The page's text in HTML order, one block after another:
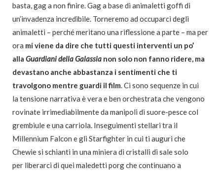
basta, gag a non finire. Gag a base di animaletti goffi di
un’invadenza incredibile. Torneremo ad occuparci degli
animaletti – perché meritano una riflessione a parte – ma per
ora mi viene da dire che tutti questi interventi un po’
alla Guardiani della Galassia non solo non fanno ridere, ma
devastano anche abbastanza i sentimenti che ti
travolgono mentre guardi il film. Ci sono sequenze in cui
la tensione narrativa è vera e ben orchestrata che vengono
rovinate irrimediabilmente da manipoli di suore-pesce col
grembiule e una carriola. Inseguimenti stellari tra il
Millennium Falcon e gli Starfighter in cui ti auguri che
Chewie si schianti in una miniera di cristalli di sale solo
per liberarci di quei maledetti porg che continuano a